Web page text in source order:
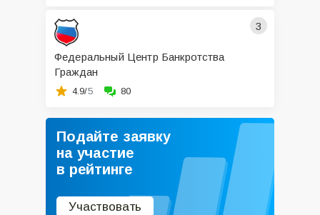
3
Федеральный Центр Банкротства
Граждан
4.9/5 80
Подайте заявку
на участие
в рейтинге
Участвовать